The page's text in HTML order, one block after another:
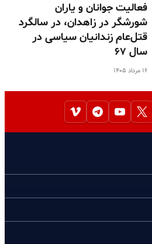
فعالیت جوانان و یاران
شورشگر در زاهدان، در سالگرد
قتل‌عام زندانیان سیاسی در
سال ۶۷
۱۶ مرداد ۱۴۰۵